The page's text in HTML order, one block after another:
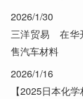
2026/1/30
三洋贸易 在华
售汽车材料
2026/1/16
【2025日本化